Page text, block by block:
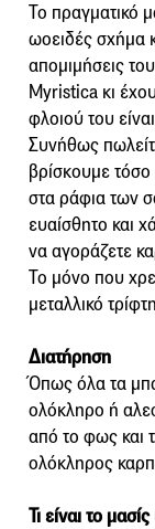
Το πραγματικό
ωοειδές σχήμα
απομιμήσεις
Myristica κι
φλοιού του
Συνήθως
βρίσκουμε
στα ράφια των
ευαίσθητο και
να αγοράζετε
Το μόνο που
μεταλλικό
Διατήρηση
Όπως όλα τα
ολόκληρο ή
από το φως και
ολόκληρος
Τι είναι το